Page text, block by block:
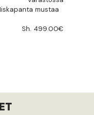
mustaa
Sh. 499.00€